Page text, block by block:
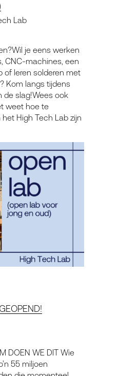
Lab
je eens werken
CNC-machines, een
of leren solderen met
Kom langs tijdens
de slag!Wees ook
weet hoe te
High Tech Lab zijn
DOEN WE DIT Wie
55 miljoen